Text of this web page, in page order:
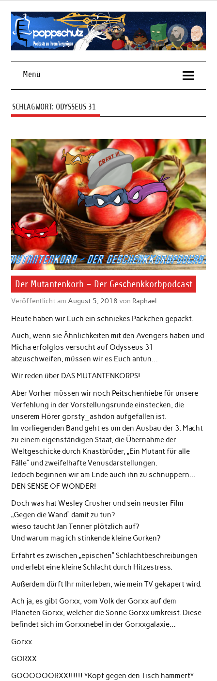
Skip
contentPodcasts zu Ihrem Vergnügen
Menü
SCHLAGWORT: ODYSSEUS 31
Der Mutantenkorb – Der Geschenkkorbpodcast
Veröffentlicht am August 5, 2018 von Raphael
Heute haben wir Euch ein schniekes Päckchen gepackt.
Auch, wenn sie Ähnlichkeiten mit den Avengers haben und
Micha erfolglos versucht auf Odysseus 31
abzuschweifen, müssen wir es Euch antun…
Wir reden über DAS MUTANTENKORPS!
Aber Vorher müssen wir noch Peitschenhiebe für unsere
Verfehlung in der Vorstellungsrunde einstecken, die
unserem Hörer gorsty_ashdon aufgefallen ist.
Im vorliegenden Band geht es um den Ausbau der 3. Macht
zu einem eigenständigen Staat, die Übernahme der
Weltgeschicke durch Knastbrüder, „Ein Mutant für alle
Fälle“ und zweifelhafte Venusdarstellungen.
Jedoch beginnen wir am Ende auch ihn zu schnuppern…
DEN SENSE OF WONDER!
Doch was hat Wesley Crusher und sein neuster Film
„Gegen die Wand“ damit zu tun?
wieso taucht Jan Tenner plötzlich auf?
Und warum mag ich stinkende kleine Gurken?
Erfahrt es zwischen „epischen“ Schlachtbeschreibungen
und erlebt eine kleine Schlacht durch Hitzestress.
Außerdem dürft Ihr miterleben, wie mein TV gekapert wird.
Ach ja, es gibt Gorxx, vom Volk der Gorxx auf dem
Planeten Gorxx, welcher die Sonne Gorxx umkreist. Diese
befindet sich im Gorxxnebel in der Gorxxgalaxie…
Gorxx
GORXX
GOOOOOORXX!!!!!! *Kopf gegen den Tisch hämmert*